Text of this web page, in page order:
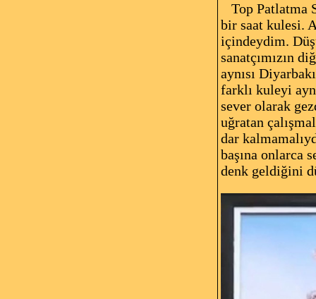
Top Patlatma
bir saat kulesi.
içindeydim.
sanatçımızın
aynısı
farklı kuleyi
sever olarak
uğratan
dar
başına onlarca
denk geldiğini